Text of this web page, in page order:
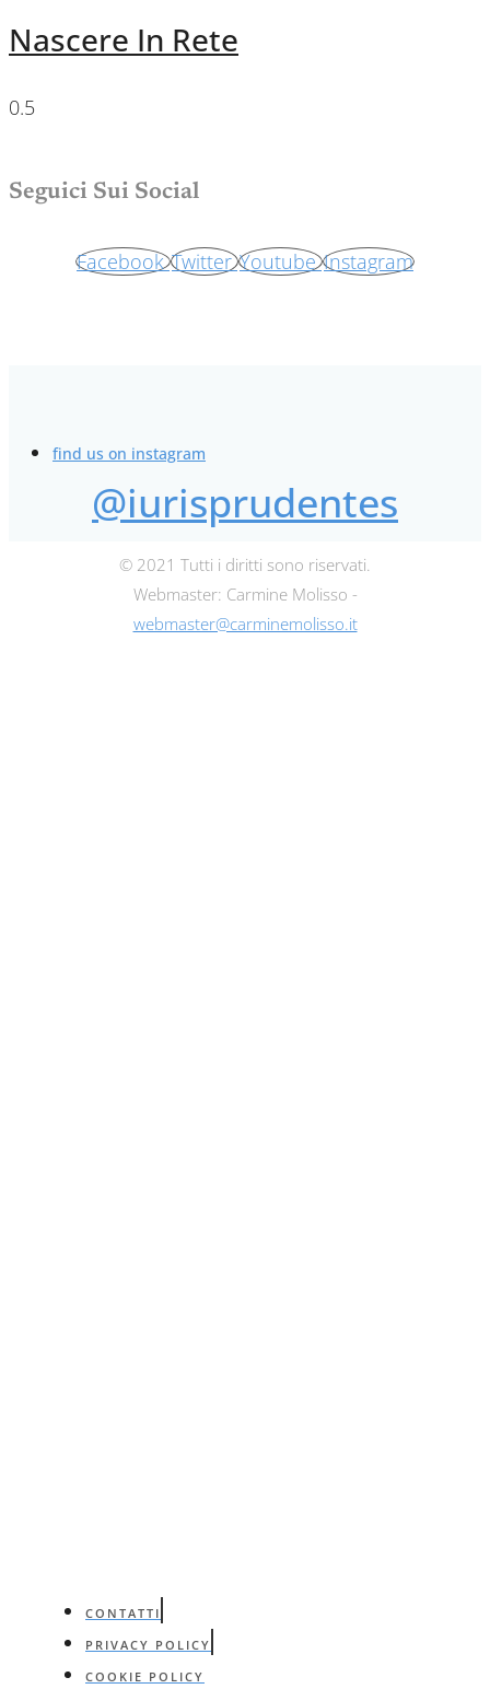
Nascere In Rete
Seguici Sui Social
Facebook Twitter Youtube Instagram
find us on instagram
@iurisprudentes
© 2021 Tutti i diritti sono riservati.
Webmaster: Carmine Molisso -
webmaster@carminemolisso.it
CONTATTI
PRIVACY POLICY
COOKIE POLICY